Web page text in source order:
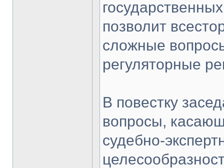
позволит
сложные
регуляторные
В повестку
вопросы,
судебно-